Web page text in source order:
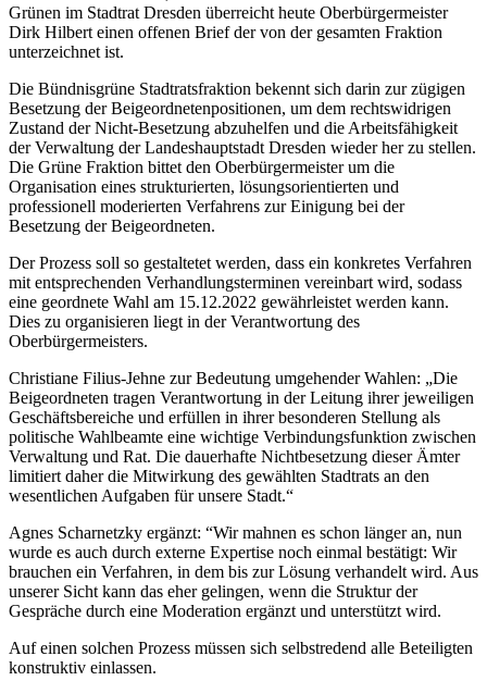
Grünen im Stadtrat Dresden überreicht heute Oberbürgermeister
Dirk Hilbert einen offenen Brief der von der gesamten Fraktion
unterzeichnet ist.
Die Bündnisgrüne Stadtratsfraktion bekennt sich darin zur zügigen
Besetzung der Beigeordnetenpositionen, um dem rechtswidrigen
Zustand der Nicht-Besetzung abzuhelfen und die Arbeitsfähigkeit
der Verwaltung der Landeshauptstadt Dresden wieder her zu stellen.
Die Grüne Fraktion bittet den Oberbürgermeister um die
Organisation eines strukturierten, lösungsorientierten und
professionell moderierten Verfahrens zur Einigung bei der
Besetzung der Beigeordneten.
Der Prozess soll so gestaltetet werden, dass ein konkretes Verfahren
mit entsprechenden Verhandlungsterminen vereinbart wird, sodass
eine geordnete Wahl am 15.12.2022 gewährleistet werden kann.
Dies zu organisieren liegt in der Verantwortung des
Oberbürgermeisters.
Christiane Filius-Jehne zur Bedeutung umgehender Wahlen: „Die
Beigeordneten tragen Verantwortung in der Leitung ihrer jeweiligen
Geschäftsbereiche und erfüllen in ihrer besonderen Stellung als
politische Wahlbeamte eine wichtige Verbindungsfunktion zwischen
Verwaltung und Rat. Die dauerhafte Nichtbesetzung dieser Ämter
limitiert daher die Mitwirkung des gewählten Stadtrats an den
wesentlichen Aufgaben für unsere Stadt.“
Agnes Scharnetzky ergänzt: “Wir mahnen es schon länger an, nun
wurde es auch durch externe Expertise noch einmal bestätigt: Wir
brauchen ein Verfahren, in dem bis zur Lösung verhandelt wird. Aus
unserer Sicht kann das eher gelingen, wenn die Struktur der
Gespräche durch eine Moderation ergänzt und unterstützt wird.
Auf einen solchen Prozess müssen sich selbstredend alle Beteiligten
konstruktiv einlassen.